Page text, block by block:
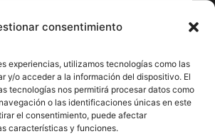
consentimiento
experiencias, utilizamos tecnologías como las
y/o acceder a la información del dispositivo. El
tecnologías nos permitirá procesar datos como
o las identificaciones únicas en este
el consentimiento, puede afectar
características y funciones.